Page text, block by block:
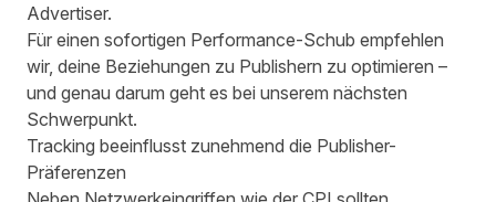
Advertiser.
Für einen sofortigen Performance-Schub empfehlen
wir, deine Beziehungen zu Publishern zu optimieren –
und genau darum geht es bei unserem nächsten
Schwerpunkt.
Tracking beeinflusst zunehmend die Publisher-
Präferenzen